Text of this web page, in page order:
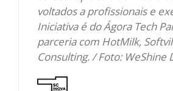
voltados a profissionais e
Iniciativa é do Ágora Tech
parceria com HotMilk,
Consulting. / Foto: WeShine